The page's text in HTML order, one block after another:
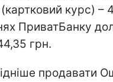
курс) –
ПриватБанку
грн.
продавати